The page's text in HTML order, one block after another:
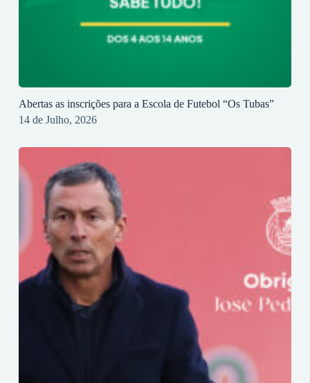
Abertas as inscrições para a Escola de Futebol “Os Tubas”
14 de Julho, 2026